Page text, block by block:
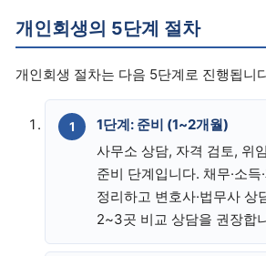
개인회생의 5단계 절차
개인회생 절차는 다음 5단계로 진행됩니
1단계: 준비 (1~2개월)
사무소 상담, 자격 검토, 위
준비 단계입니다. 채무·소득
정리하고 변호사·법무사 상
2~3곳 비교 상담을 권장합